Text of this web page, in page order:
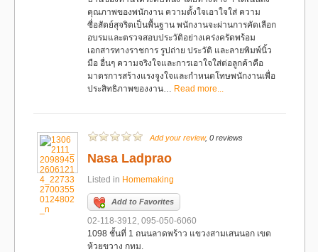
คุณภาพของพนักงาน ความตั้งใจเอาใจใส่ ความ
ซื่อสัตย์สุจริตเป็นพื้นฐาน พนักงานจะผ่านการคัดเลือก
อบรมและตรวจสอบประวัติอย่างเคร่งครัดพร้อม
เอกสารทางราชการ รูปถ่าย ประวัติ และลายพิมพ์นิ้ว
มือ อื่นๆ ความจริงใจและการเอาใจใส่ต่อลูกค้าคือ
มาตรการสร้างแรงจูงใจและกำหนดโทษพนักงานเพื่อ
ประสิทธิภาพของงาน… Read more...
Add your review, 0 reviews
Nasa Ladprao
Listed in Homemaking
Add to Favorites
02-118-3912, 095-050-6060
1098 ชั้นที่ 1 ถนนลาดพร้าว แขวงสามเสนนอก เขต
ห้วยขวาง กทม.